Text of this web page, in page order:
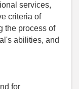
services,
criteria of
the process of
abilities, and
for